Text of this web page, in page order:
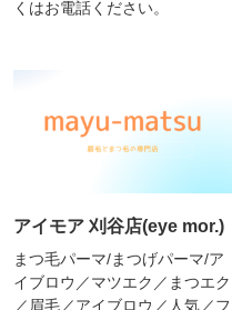
くはお電話ください。
アイモア 刈谷店(eye mor.)
まつ毛パーマ/まつげパーマ/ア
イブロウ／マツエク／まつエク
／眉毛／アイブロウ／人気／フ